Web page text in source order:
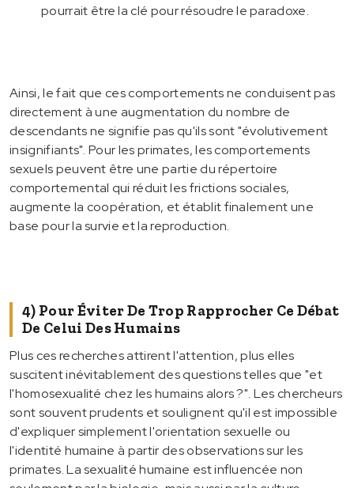
pourrait être la clé pour résoudre le paradoxe.
Ainsi, le fait que ces comportements ne conduisent pas
directement à une augmentation du nombre de
descendants ne signifie pas qu'ils sont "évolutivement
insignifiants". Pour les primates, les comportements
sexuels peuvent être une partie du répertoire
comportemental qui réduit les frictions sociales,
augmente la coopération, et établit finalement une
base pour la survie et la reproduction.
4) Pour Éviter De Trop Rapprocher Ce Débat
De Celui Des Humains
Plus ces recherches attirent l'attention, plus elles
suscitent inévitablement des questions telles que "et
l'homosexualité chez les humains alors ?". Les chercheurs
sont souvent prudents et soulignent qu'il est impossible
d'expliquer simplement l'orientation sexuelle ou
l'identité humaine à partir des observations sur les
primates. La sexualité humaine est influencée non